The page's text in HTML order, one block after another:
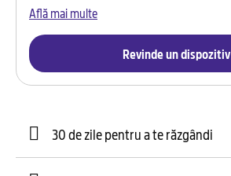
Află mai multe
Revinde un dispozitiv
30 de zile pentru a te răzgândi